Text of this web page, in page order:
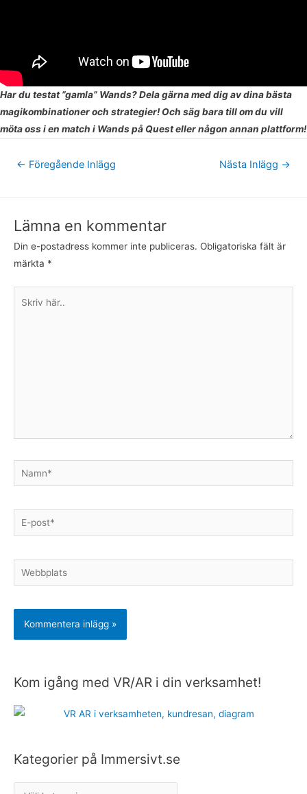
Har du testat ”gamla” Wands? Dela gärna med dig av dina bästa
magikombinationer och strategier! Och säg bara till om du vill
möta oss i en match i Wands på Quest eller någon annan plattform!
← Föregående Inlägg Nästa Inlägg →
Lämna en kommentar
Din e-postadress kommer inte publiceras. Obligatoriska fält är
märkta *
Namn*
E-
post*
Webbplats
Kom igång med VR/AR i din verksamhet!
Kategorier på Immersivt.se
K
t
g